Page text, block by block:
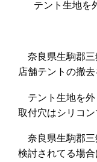
テント生地を
奈良県生駒郡
店舗テントの撤
テント生地を外
取付穴はシリコ
奈良県生駒郡
検討されてる場合